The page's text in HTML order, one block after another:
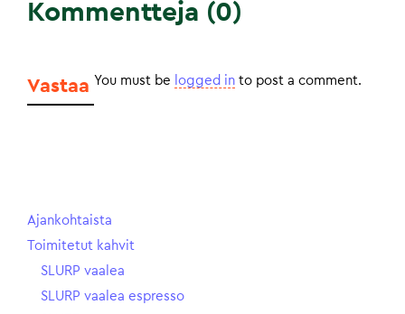
Kommentteja (0)
Vastaa You must be logged in to post a comment.
Ajankohtaista
Toimitetut kahvit
SLURP vaalea
SLURP vaalea espresso